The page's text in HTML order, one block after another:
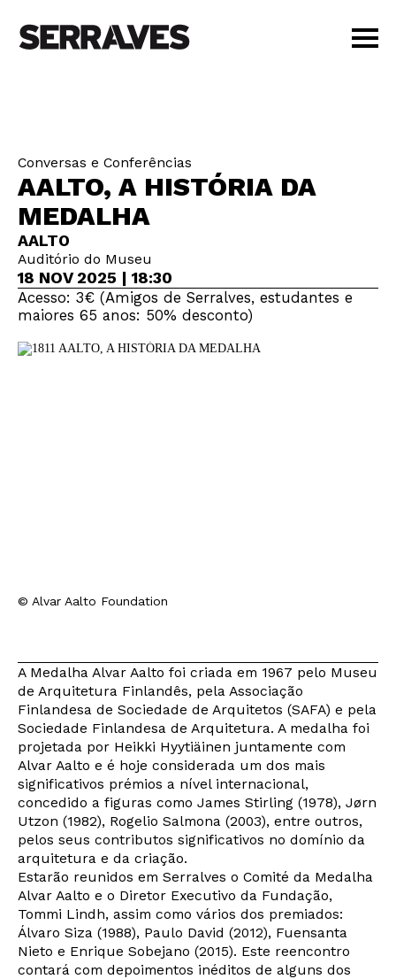
LOJA
PT | EN
BILHETES
AMIGOS
Conversas e Conferências
AALTO, A HISTÓRIA DA
MEDALHA
AALTO
Auditório do Museu
18 NOV 2025 | 18:30
Acesso: 3€ (Amigos de Serralves, estudantes e
maiores 65 anos: 50% desconto)
© Alvar Aalto Foundation
A Medalha Alvar Aalto foi criada em 1967 pelo Museu
de Arquitetura Finlandês, pela Associação
Finlandesa de Sociedade de Arquitetos (SAFA) e pela
Sociedade Finlandesa de Arquitetura. A medalha foi
projetada por Heikki Hyytiäinen juntamente com
Alvar Aalto e é hoje considerada um dos mais
significativos prémios a nível internacional,
concedido a figuras como James Stirling (1978), Jørn
Utzon (1982), Rogelio Salmona (2003), entre outros,
pelos seus contributos significativos no domínio da
arquitetura e da criação.
Estarão reunidos em Serralves o Comité da Medalha
Alvar Aalto e o Diretor Executivo da Fundação,
Tommi Lindh, assim como vários dos premiados:
Álvaro Siza (1988), Paulo David (2012), Fuensanta
Nieto e Enrique Sobejano (2015). Este reencontro
contará com depoimentos inéditos de alguns dos